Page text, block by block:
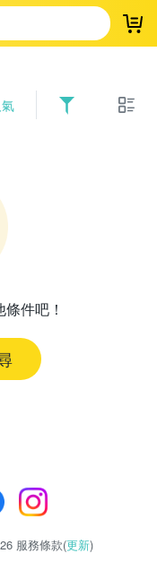
登
件吧！
服務條款(更新)